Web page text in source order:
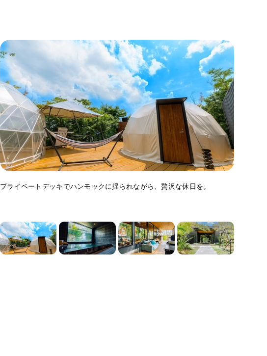
プライベートデッキでハンモックに揺られながら、贅沢な休日を。